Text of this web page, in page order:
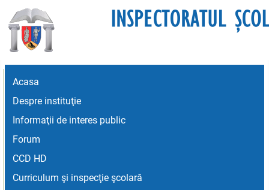
Acasa
Despre instituţie
Informaţii de interes public
Forum
CCD HD
Curriculum şi inspecţie şcolară